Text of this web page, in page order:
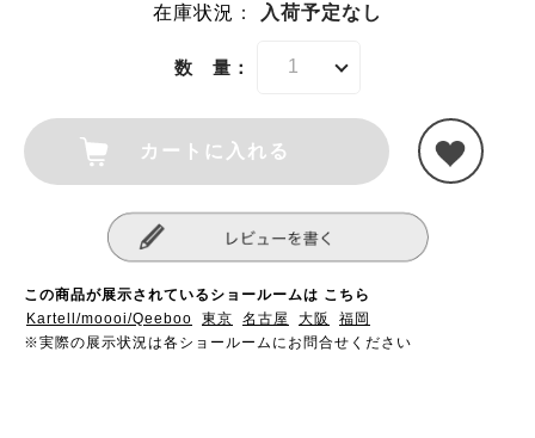
在庫状況 ： 入荷予定なし
数 量：
カートに入れる
この商品が展示されているショールームは こちら
Kartell/moooi/Qeeboo
東京 名古屋 大阪
福岡
※実際の展示状況は各ショールームにお問合せください